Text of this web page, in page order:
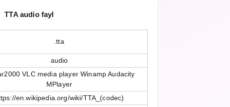
TTA audio fayl
.tta
audio
VLC media player Winamp Audacity
MPlayer
en.wikipedia.org/wiki/TTA_(codec)